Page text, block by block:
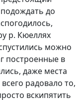
до
р. Кюеллях
можно
построенные в
даже места
радовало то,
вскипятить